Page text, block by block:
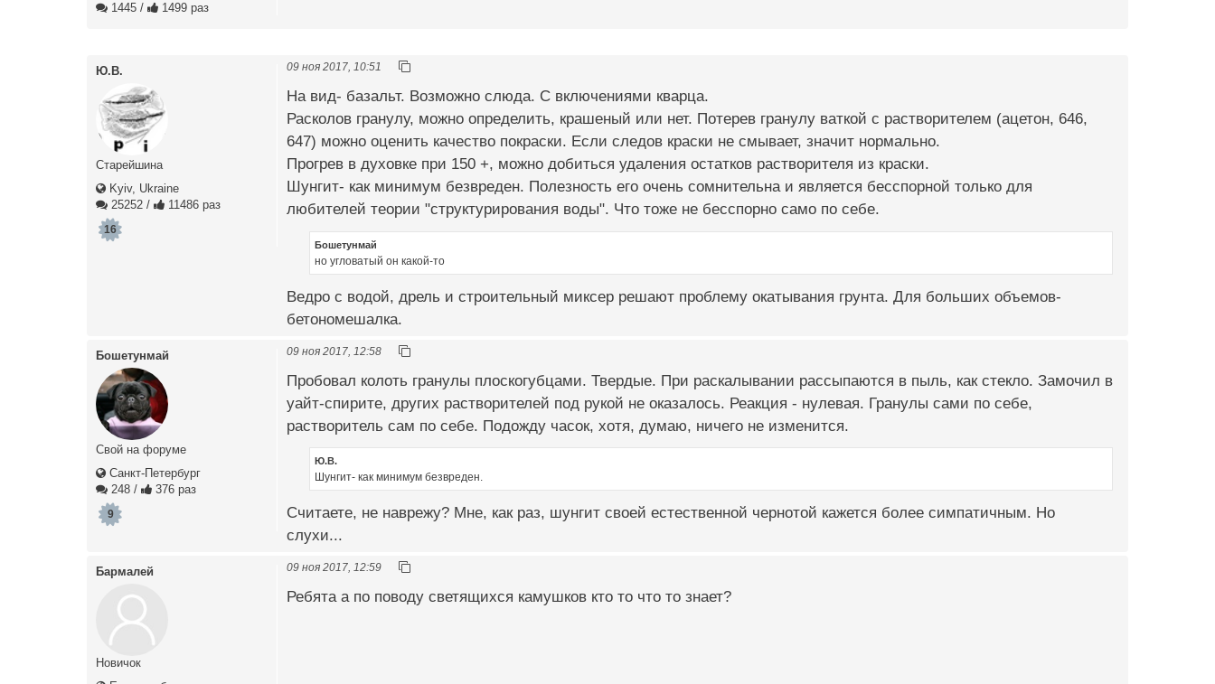
1445 / 1499 раз
Ю.В.
Старейшина
Kyiv, Ukraine
25252 / 11486 раз
16
09 ноя 2017, 10:51
На вид- базальт. Возможно слюда. С включениями кварца.
Расколов гранулу, можно определить, крашеный или нет. Потерев гранулу ваткой с растворителем (ацетон, 646,
647) можно оценить качество покраски. Если следов краски не смывает, значит нормально.
Прогрев в духовке при 150 +, можно добиться удаления остатков растворителя из краски.
Шунгит- как минимум безвреден. Полезность его очень сомнительна и является бесспорной только для
любителей теории "структурирования воды". Что тоже не бесспорно само по себе.
Бошетунмай
но угловатый он какой-то
Ведро с водой, дрель и строительный миксер решают проблему окатывания грунта. Для больших объемов-
бетономешалка.
Бошетунмай
Свой на форуме
Санкт-Петербург
248 / 376 раз
9
09 ноя 2017, 12:58
Пробовал колоть гранулы плоскогубцами. Твердые. При раскалывании рассыпаются в пыль, как стекло. Замочил в
уайт-спирите, других растворителей под рукой не оказалось. Реакция - нулевая. Гранулы сами по себе,
растворитель сам по себе. Подожду часок, хотя, думаю, ничего не изменится.
Ю.В.
Шунгит- как минимум безвреден.
Считаете, не наврежу? Мне, как раз, шунгит своей естественной чернотой кажется более симпатичным. Но
слухи...
Бармалей
Новичок
09 ноя 2017, 12:59
Ребята а по поводу светящихся камушков кто то что то знает?